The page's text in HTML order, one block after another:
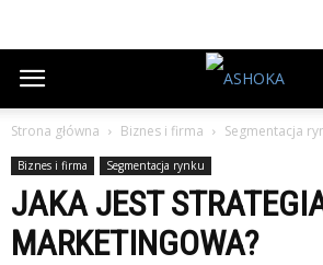
Strona główna Biznes i firma Segmentacja
Biznes i firma Segmentacja rynku
JAKA JEST
MARKETINGOWA?